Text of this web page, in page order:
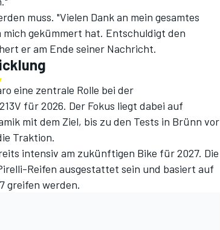
muss. "Vielen Dank an mein gesamtes
mich gekümmert hat. Entschuldigt den
er am Ende seiner Nachricht.
eine zentrale Rolle bei der
für 2026. Der Fokus liegt dabei auf
mit dem Ziel, bis zu den Tests in Brünn vor
Traktion.
intensiv am zukünftigen Bike für 2027. Die
Reifen ausgestattet sein und basiert auf
greifen werden.